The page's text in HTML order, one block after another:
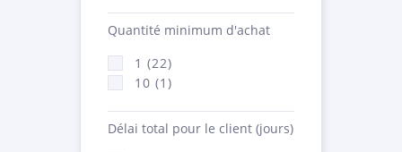
Quantité minimum d'achat
1 (22)
10 (1)
Délai total pour le client (jours)